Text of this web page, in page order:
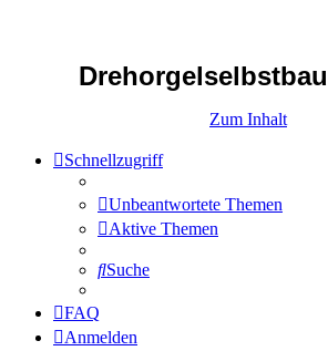
Zum Inhalt
Schnellzugriff
Unbeantwortete Themen
Aktive Themen
Suche
FAQ
Anmelden